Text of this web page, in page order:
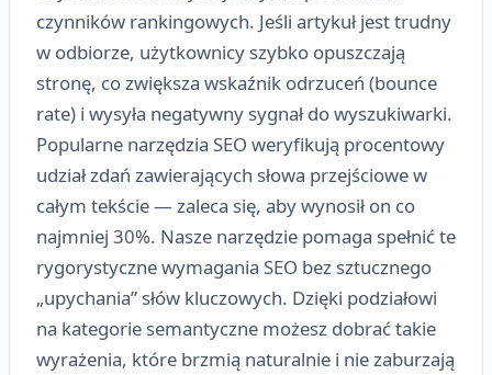
czynników rankingowych. Jeśli artykuł jest trudny
w odbiorze, użytkownicy szybko opuszczają
stronę, co zwiększa wskaźnik odrzuceń (bounce
rate) i wysyła negatywny sygnał do wyszukiwarki.
Popularne narzędzia SEO weryfikują procentowy
udział zdań zawierających słowa przejściowe w
całym tekście — zaleca się, aby wynosił on co
najmniej 30%. Nasze narzędzie pomaga spełnić te
rygorystyczne wymagania SEO bez sztucznego
„upychania” słów kluczowych. Dzięki podziałowi
na kategorie semantyczne możesz dobrać takie
wyrażenia, które brzmią naturalnie i nie zaburzają